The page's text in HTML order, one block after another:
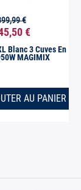
rapide
€
€
Blanc 3 Cuves En
MAGIMIX
AU PANIER